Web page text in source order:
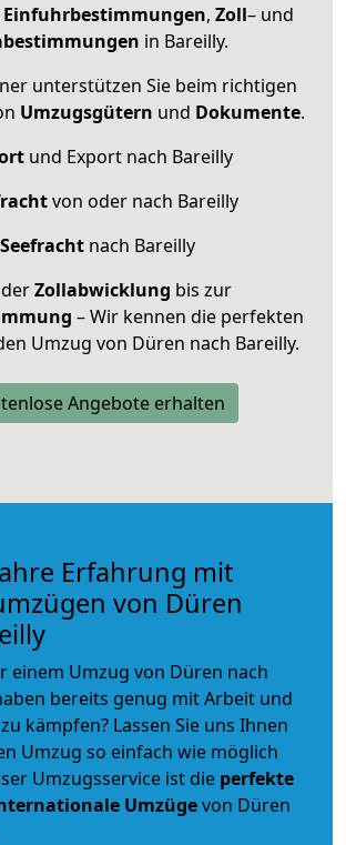
Einfuhrbestimmungen, Zoll– und
in Bareilly.
unterstützen Sie beim richtigen
Umzugsgütern und Dokumente.
und Export nach Bareilly
von oder nach Bareilly
Seefracht nach Bareilly
Zollabwicklung bis zur
– Wir kennen die perfekten
Umzug von Düren nach Bareilly.
Angebote erhalten
Erfahrung mit
von Düren
einem Umzug von Düren nach
bereits genug mit Arbeit und
kämpfen? Lassen Sie uns Ihnen
Umzug so einfach wie möglich
Umzugsservice ist die perfekte
Umzügevon Düren